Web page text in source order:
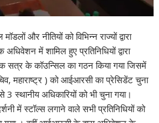
और नीतियों को विभिन्न राज्यों द्वारा
में शामिल हुए प्रतिनिधियों द्वारा
सत्र के कॉउन्सिल का गठन किया गया जिसमें
महाराष्ट्र ) को आईआरसी का प्रेसिडेंट चुना
3 स्थानीय अधिकारियों को भी चुना गया।
में स्टॉल्स लगाने वाले सभी प्रतिनिधियों को